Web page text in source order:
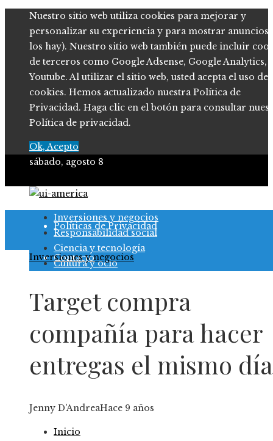
Nuestro sitio web utiliza cookies para mejorar y
personalizar su experiencia y para mostrar anuncios
los hay). Nuestro sitio web también puede incluir
de terceros como Google Adsense, Google Analytics,
Youtube. Al utilizar el sitio web, usted acepta el uso de
cookies. Hemos actualizado nuestra Política de
Privacidad. Haga clic en el botón para consultar
Política de privacidad.
Ok, Acepto
sábado, agosto 8
Quiénes somos
Políticas de Privacidad
Contacto
Inversiones y negocios
Responsabilidad social
Ciencia y tecnología
Cultura y ocio
Inversiones y negocios
Target compra
compañía para hacer
entregas el mismo día
Jenny D'AndreaHace 9 años
Inicio